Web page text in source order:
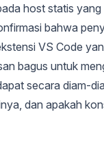
host statis
bahwa
VS Code
bagus untuk
secara diam-
dan apakah